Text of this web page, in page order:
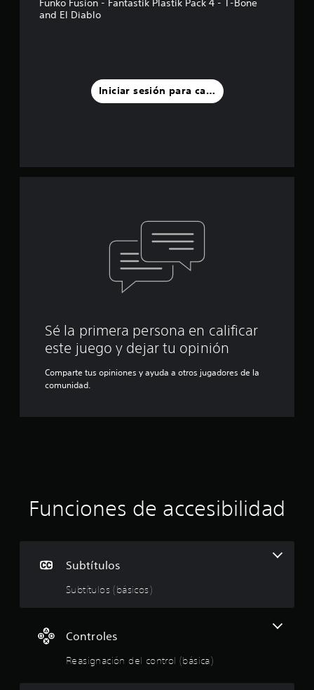
Funko Fusion - Fantastik Plastik Pack 4 - T-Bone
and El Diablo
Iniciar sesión para calificar
Sé la primera persona en calificar
este juego y dejar tu opinión
Comparte tus opiniones y ayuda a otros jugadores de la
comunidad.
Funciones de accesibilidad
Subtítulos
Subtítulos (básicos)
Controles
Reasignación del control (básica)